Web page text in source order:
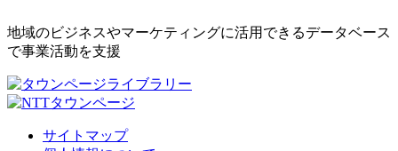
地域のビジネスやマーケティングに活用できるデータベース
で事業活動を支援
サイトマップ